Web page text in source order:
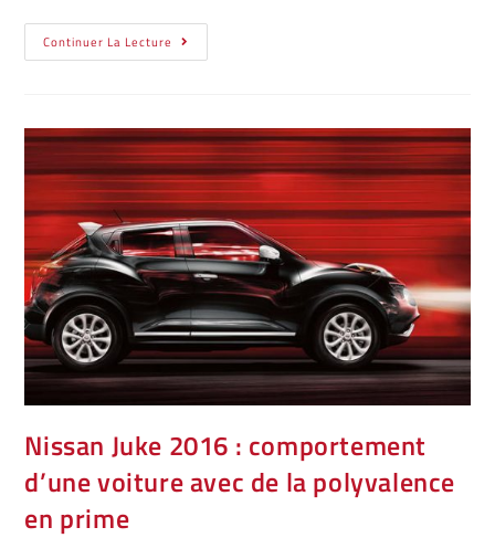
Continuer La Lecture
Nissan Juke 2016 : comportement
d’une voiture avec de la polyvalence
en prime